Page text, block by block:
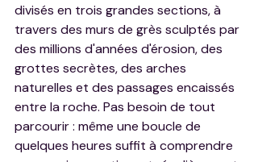
divisés en trois grandes sections, à
travers des murs de grès sculptés par
des millions d'années d'érosion, des
grottes secrètes, des arches
naturelles et des passages encaissés
entre la roche. Pas besoin de tout
parcourir : même une boucle de
quelques heures suffit à comprendre